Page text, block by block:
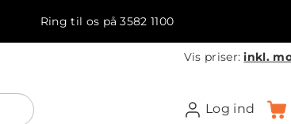
Ring til os på 3582 1100
Vis priser:inkl.
Log ind